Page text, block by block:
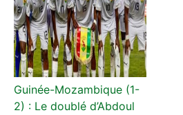
Guinée-Mozambique (1-
2) : Le doublé d’Abdoul